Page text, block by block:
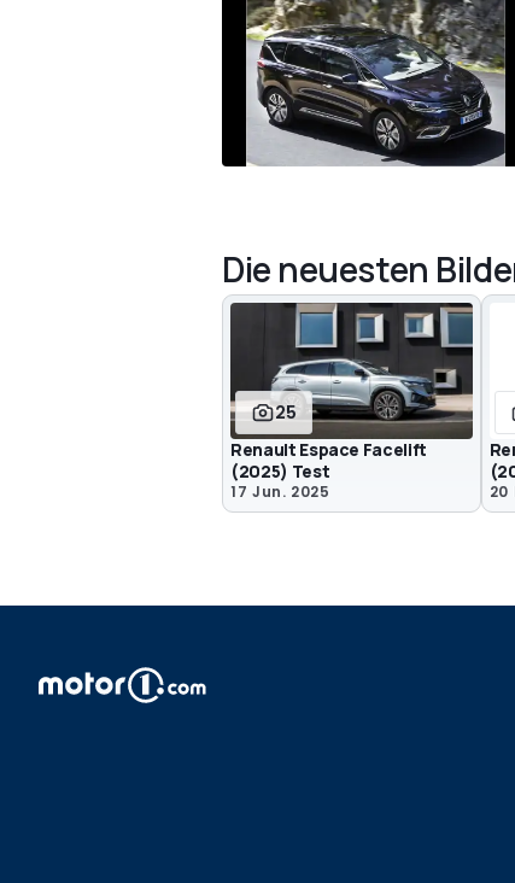
Die neuesten
25
Renault Espace Facelift
(2025) Test
17 Jun. 2025 20